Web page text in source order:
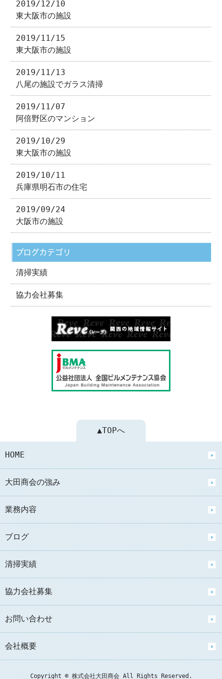
2019/12/10
東大阪市の施設
2019/11/15
東大阪市の施設
2019/11/13
八尾の施設でガラス清掃
2019/11/07
阿倍野区のマンション
2019/10/29
東大阪市の施設
2019/10/11
兵庫県明石市の住宅
2019/09/24
大阪市の施設
ブログカテゴリ
清掃実績
協力会社募集
▲TOPへ
HOME
大田商会の強み
業務内容
ブログ
清掃実績
協力会社募集
お問い合わせ
会社概要
Copyright © 株式会社大田商会 All Rights Reserved.